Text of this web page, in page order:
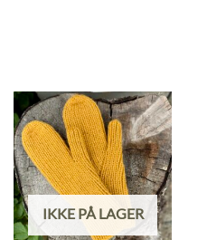
IKKE PÅ LAGER